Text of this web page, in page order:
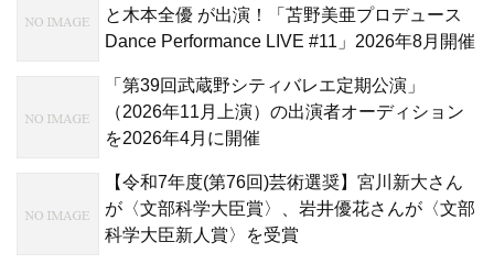
と木本全優 が出演！「苫野美亜プロデュース
Dance Performance LIVE #11」2026年8月開催
「第39回武蔵野シティバレエ定期公演」
（2026年11月上演）の出演者オーディション
を2026年4月に開催
【令和7年度(第76回)芸術選奨】宮川新大さん
が〈文部科学大臣賞〉、岩井優花さんが〈文部
科学大臣新人賞〉を受賞